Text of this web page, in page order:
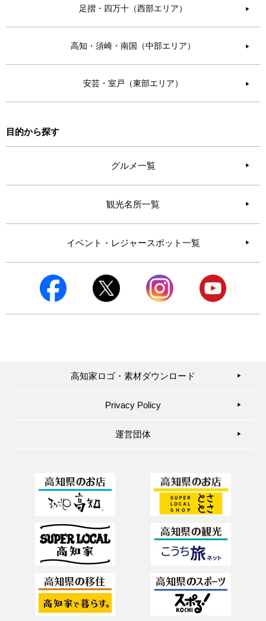
足摺・四万十（西部エリア） ▶︎
高知・須崎・南国（中部エリア） ▶︎
安芸・室戸（東部エリア） ▶︎
目的から探す
グルメ一覧
観光名所一覧
イベント・レジャースポット一覧
高知家ロゴ・素材ダウンロード ▶︎
Privacy Policy ▶︎
運営団体 ▶︎